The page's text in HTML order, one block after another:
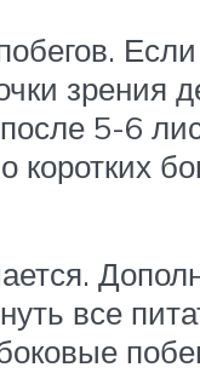
Если
зрения
5-6
все